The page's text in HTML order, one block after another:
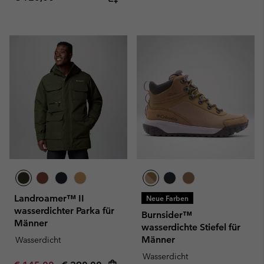
Landroamer™ II
wasserdichter Parka für
Männer
Wasserdicht
Neue Farben
Burnsider™
wasserdichte Stiefel für
Männer
Wasserdicht